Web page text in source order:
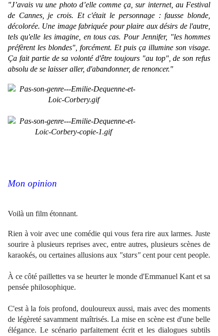
"J’avais vu une photo d’elle comme ça, sur internet, au Festival
de Cannes, je crois. Et c'était le personnage : fausse blonde,
décolorée. Une image fabriquée pour plaire aux désirs de l'autre,
tels qu'elle les imagine, en tous cas. Pour Jennifer, "les hommes
préfèrent les blondes", forcément. Et puis ça illumine son visage.
Ça fait partie de sa volonté d'être toujours "au top", de son refus
absolu de se laisser aller, d'abandonner, de renoncer."
Mon opinion
Voilà un film étonnant.
Rien à voir avec une comédie qui vous fera rire aux larmes. Juste
sourire à plusieurs reprises avec, entre autres, plusieurs scènes de
karaokés, ou certaines allusions aux "stars" cent pour cent people.
À ce côté paillettes va se heurter le monde d'Emmanuel Kant et sa
pensée philosophique.
C'est à la fois profond, douloureux aussi, mais avec des moments
de légèreté savamment maîtrisés. La mise en scène est d'une belle
élégance. Le scénario parfaitement écrit et les dialogues subtils